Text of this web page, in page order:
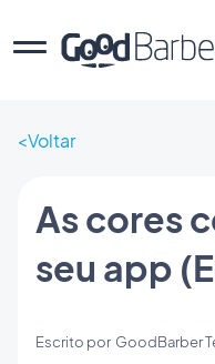
Voltar
As cores
seu app
Escrito por GoodBarber